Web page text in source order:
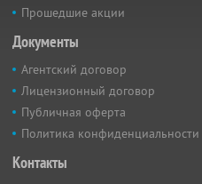
Прошедшие акции
Документы
Агентский договор
Лицензионный договор
Публичная оферта
Политика конфиденциальности
Контакты